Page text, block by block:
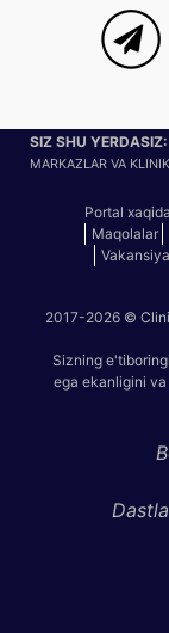
SIZ SHU YERDASIZ:
MARKAZLAR VA
Portal xaqida
Maqolalar
2017-2026 ©
Sizning
ega ekanligini